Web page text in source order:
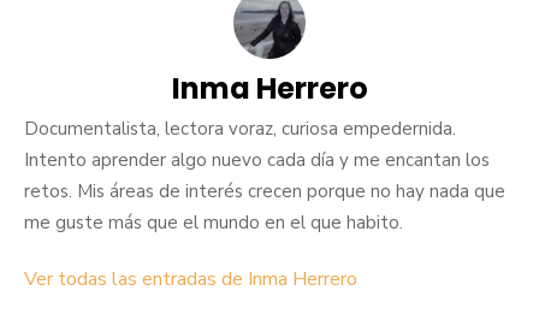
Inma Herrero
Documentalista, lectora voraz, curiosa empedernida.
Intento aprender algo nuevo cada día y me encantan los
retos. Mis áreas de interés crecen porque no hay nada que
me guste más que el mundo en el que habito.
Ver todas las entradas de Inma Herrero